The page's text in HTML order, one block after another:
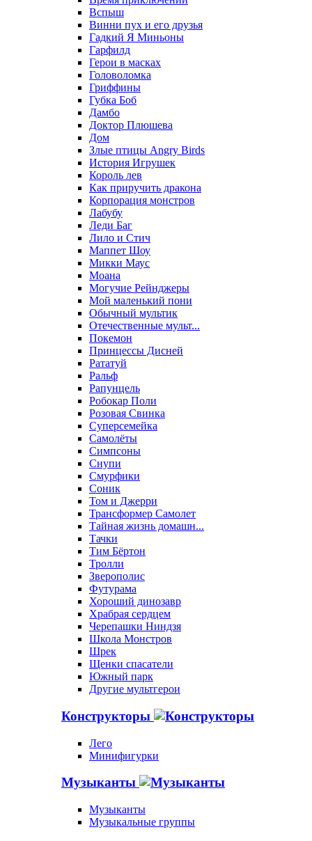
Вспыш
Винни пух и его друзья
Гадкий Я Миньоны
Гарфилд
Герои в масках
Головоломка
Гриффины
Губка Боб
Дамбо
Доктор Плюшева
Дом
Злые птицы Angry Birds
История Игрушек
Король лев
Как приручить дракона
Корпорация монстров
Лабубу
Леди Баг
Лило и Стич
Маппет Шоу
Микки Маус
Моана
Могучие Рейнджеры
Мой маленький пони
Обычный мультик
Отечественные мульт...
Покемон
Принцессы Дисней
Рататуй
Ральф
Рапунцель
Робокар Поли
Розовая Свинка
Суперсемейка
Самолёты
Симпсоны
Снупи
Смурфики
Соник
Том и Джерри
Трансформер Самолет
Тайная жизнь домашн...
Тачки
Тим Бёртон
Тролли
Зверополис
Футурама
Хороший динозавр
Храбрая сердцем
Черепашки Ниндзя
Школа Монстров
Шрек
Щенки спасатели
Южный парк
Другие мультгерои
Конструкторы
Лего
Минифигурки
Музыканты
Музыканты
Музыкальные группы